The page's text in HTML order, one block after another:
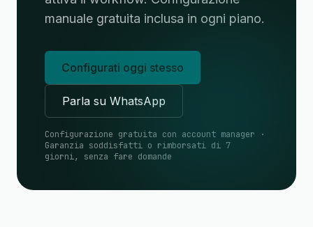
manuale gratuita inclusa in ogni piano.
Configurati oggi stesso
Parla su WhatsApp
Configurazione gratuita con account manager ·
Garanzia soddisfatti o rimborsati di 7
giorni, senza fare domande